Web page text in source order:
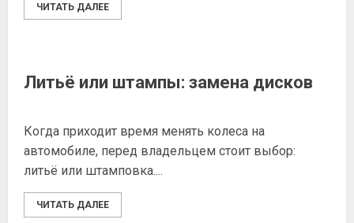
ЧИТАТЬ ДАЛЕЕ
Литьё или штампы: замена дисков
Когда приходит время менять колеса на
автомобиле, перед владельцем стоит выбор:
литьё или штамповка....
ЧИТАТЬ ДАЛЕЕ